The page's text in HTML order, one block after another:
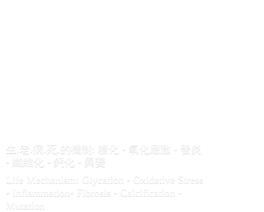
生.老.病.死.的機制: 糖化 • 氧化應激 • 發炎
• 纖維化 • 鈣化 • 異變
Life Mechanism: Glycation • Oxidative Stress
• Inflammation• Fibrosis • Calcification •
Mutation